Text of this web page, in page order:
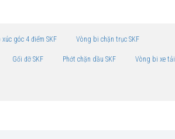
góc 4 điểm SKF Vòng bi chặn trục SKF
Gối đỡ SKF Phớt chặn dầu SKF Vòng bi xe tải